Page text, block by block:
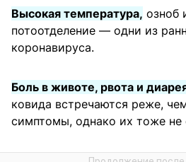
Высокая температура, озноб
потоотделение — одни из
коронавируса.
Боль в животе, рвота и
ковида встречаются реже,
симптомы, однако их тоже не